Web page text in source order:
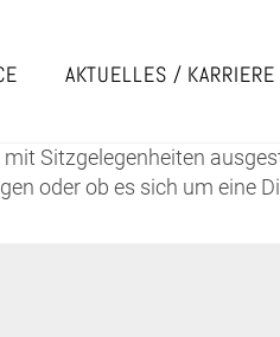
AKTUELLES / KARRIERE
Sitzgelegenheiten
oder ob es sich um eine